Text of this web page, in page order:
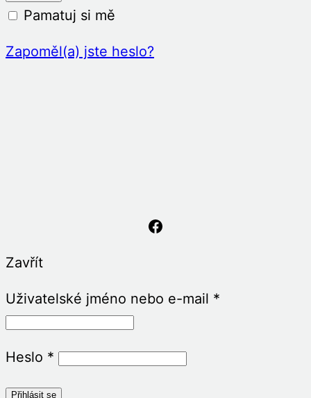
Pamatuj si mě
Zapoměl(a) jste heslo?
Asociace Senzorické Integrace
Zavřít
Uživatelské jméno nebo e-mail *
Heslo *